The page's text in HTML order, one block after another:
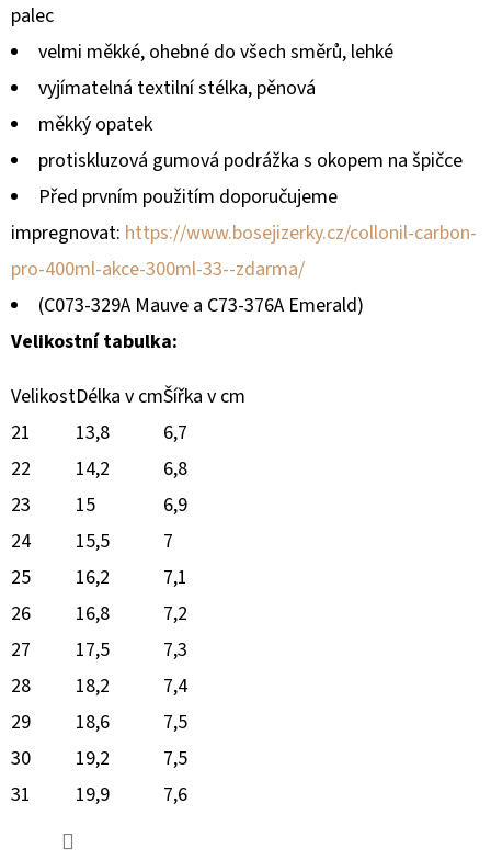
0,0
hvězdiček.
palec
velmi měkké, ohebné do všech směrů, lehké
vyjímatelná textilní stélka, pěnová
měkký opatek
protiskluzová gumová podrážka s okopem na špičce
Před prvním použitím doporučujeme
impregnovat: https://www.bosejizerky.cz/collonil-carbon-
pro-400ml-akce-300ml-33--zdarma/
(C073-329A Mauve a C73-376A Emerald)
Velikostní tabulka:
VelikostDélka v cmŠířka v cm
21
13,8
6,7
22
14,2
6,8
23
15
6,9
24
15,5
7
25
16,2
7,1
26
16,8
7,2
27
17,5
7,3
28
18,2
7,4
29
18,6
7,5
30
19,2
7,5
31
19,9 7,6
E
M
E